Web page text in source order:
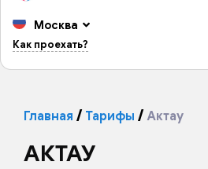
Москва
Как проехать?
Главная Тарифы Актау
АКТАУ